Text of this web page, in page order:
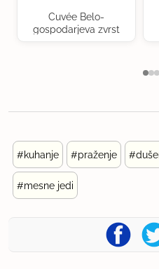
Cuvée Belo-
gospodarjeva zvrst
#kuhanje #praženje
#mesne jedi